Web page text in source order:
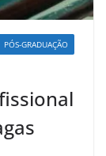
PÓS-GRADUAÇÃO